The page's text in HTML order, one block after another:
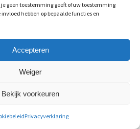
geen toestemming geeft of uw toestemming
hebben op bepaalde functies en
Accepteren
Weiger
Bekijk voorkeuren
Privacyverklaring
CW-waarde